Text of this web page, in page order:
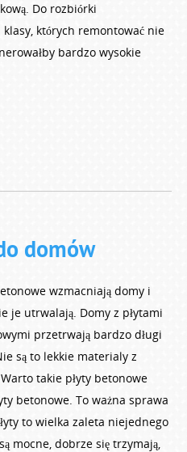
Do rozbiórki
których remontować nie
bardzo wysokie
domów
wzmacniają domy i
je utrwalają. Domy z płytami
przetrwają bardzo długi
są to lekkie materialy z
takie płyty betonowe
betonowe. To ważna sprawa
to wielka zaleta niejednego
mocne, dobrze się trzymają,